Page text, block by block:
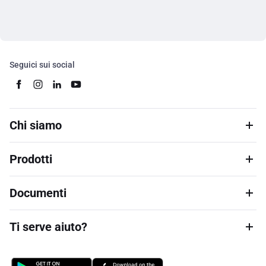
Seguici sui social
Chi siamo
Prodotti
Documenti
Ti serve aiuto?